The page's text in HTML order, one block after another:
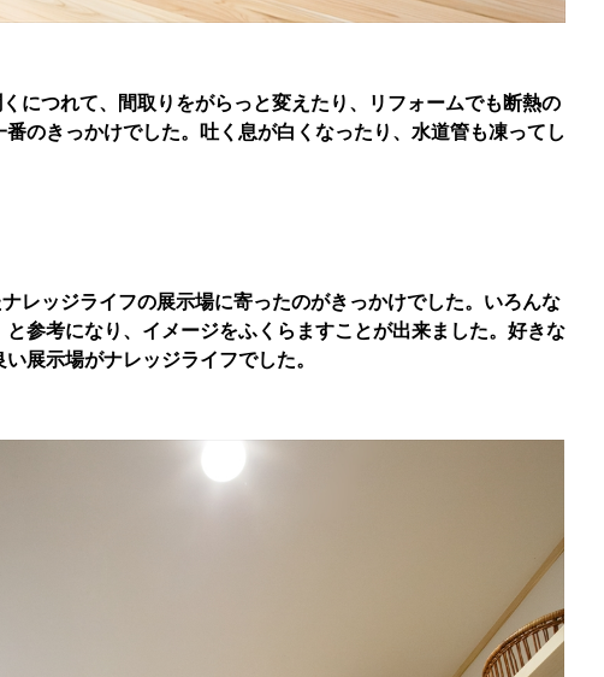
につれて、間取りをがらっと変えたり、リフォームでも断熱の
のきっかけでした。吐く息が白くなったり、水道管も凍ってし
レッジライフの展示場に寄ったのがきっかけでした。いろんな
参考になり、イメージをふくらますことが出来ました。好きな
展示場がナレッジライフでした。